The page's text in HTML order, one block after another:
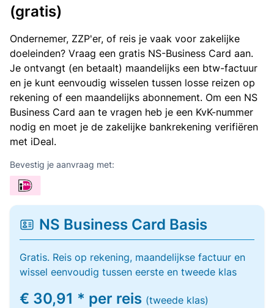
(gratis)
Ondernemer, ZZP'er, of reis je vaak voor zakelijke
doeleinden? Vraag een gratis NS-Business Card aan.
Je ontvangt (en betaalt) maandelijks een btw-factuur
en je kunt eenvoudig wisselen tussen losse reizen op
rekening of een maandelijks abonnement. Om een NS
Business Card aan te vragen heb je een KvK-nummer
nodig en moet je de zakelijke bankrekening verifiëren
met iDeal.
Bevestig je aanvraag met:
NS Business Card Basis
Gratis. Reis op rekening, maandelijkse factuur en
wissel eenvoudig tussen eerste en tweede klas
€ 30,91 * per reis (tweede klas)